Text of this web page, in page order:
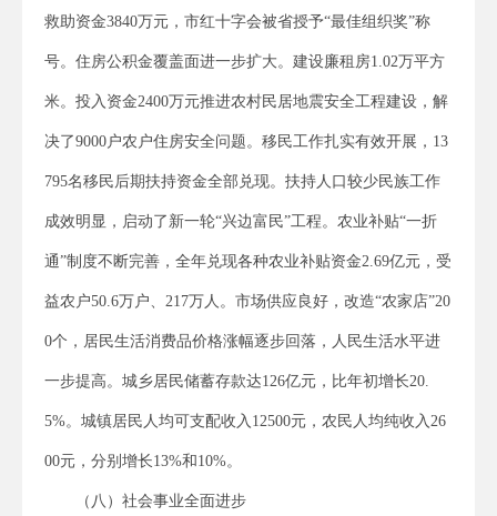
救助资金3840万元，市红十字会被省授予“最佳组织奖”称
号。住房公积金覆盖面进一步扩大。建设廉租房1.02万平方
米。投入资金2400万元推进农村民居地震安全工程建设，解
决了9000户农户住房安全问题。移民工作扎实有效开展，13
795名移民后期扶持资金全部兑现。扶持人口较少民族工作
成效明显，启动了新一轮“兴边富民”工程。农业补贴“一折
通”制度不断完善，全年兑现各种农业补贴资金2.69亿元，受
益农户50.6万户、217万人。市场供应良好，改造“农家店”20
0个，居民生活消费品价格涨幅逐步回落，人民生活水平进
一步提高。城乡居民储蓄存款达126亿元，比年初增长20.
5%。城镇居民人均可支配收入12500元，农民人均纯收入26
00元，分别增长13%和10%。
（八）社会事业全面进步